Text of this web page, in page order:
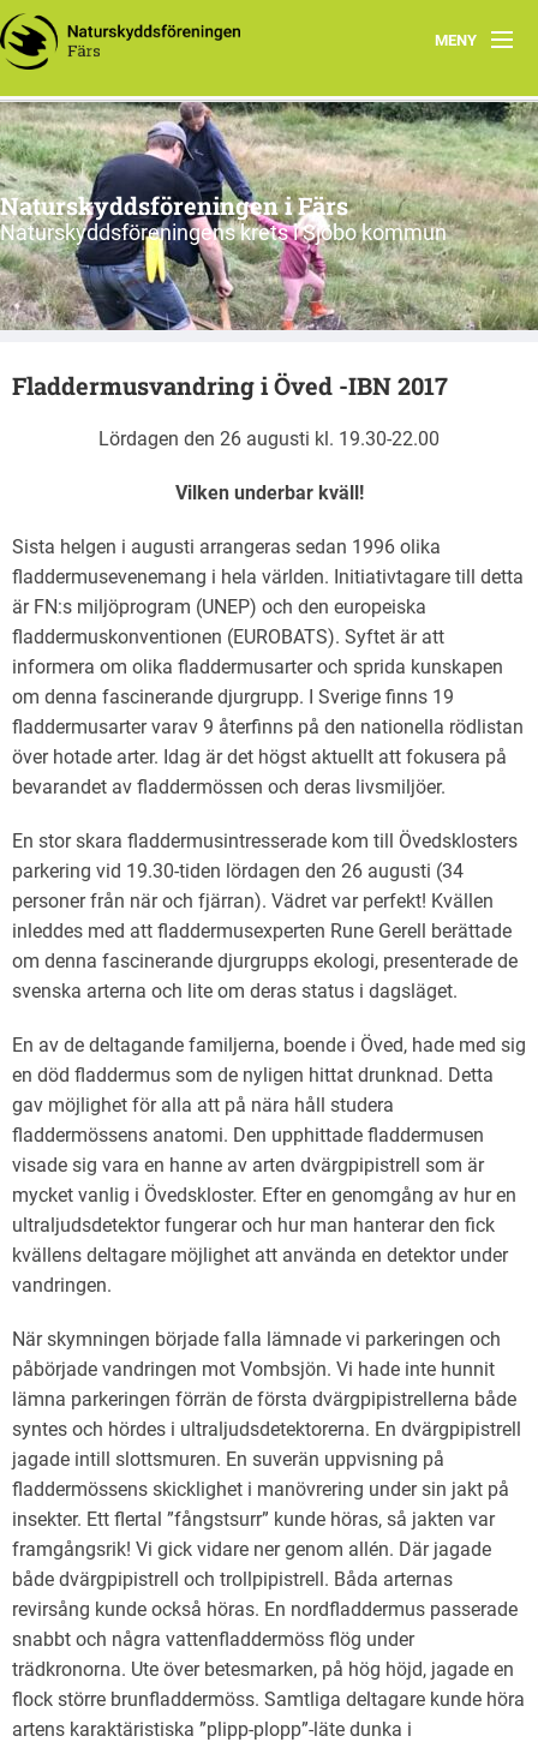
MENY
Hem
Nyfiken på vad vi gör?
Program 2026
Om oss
Remissvar
Skrivelser
Årsmöteshandlingar
Sjöbo Fågelklubb
Natursnokarna
Våra projekt
Naturskyddsföreningen i Färs
Naturskyddsföreningens krets i Sjöbo kommun
Fladdermusvandring i Öved -IBN 2017
Lördagen den 26 augusti kl. 19.30-22.00
Vilken underbar kväll!
Sista helgen i augusti arrangeras sedan 1996 olika
fladdermusevenemang i hela världen. Initiativtagare till detta
är FN:s miljöprogram (UNEP) och den europeiska
fladdermuskonventionen (EUROBATS). Syftet är att
informera om olika fladdermusarter och sprida kunskapen
om denna fascinerande djurgrupp. I Sverige finns 19
fladdermusarter varav 9 återfinns på den nationella rödlistan
över hotade arter. Idag är det högst aktuellt att fokusera på
bevarandet av fladdermössen och deras livsmiljöer.
En stor skara fladdermusintresserade kom till Övedsklosters
parkering vid 19.30-tiden lördagen den 26 augusti (34
personer från när och fjärran). Vädret var perfekt! Kvällen
inleddes med att fladdermusexperten Rune Gerell berättade
om denna fascinerande djurgrupps ekologi, presenterade de
svenska arterna och lite om deras status i dagsläget.
En av de deltagande familjerna, boende i Öved, hade med sig
en död fladdermus som de nyligen hittat drunknad. Detta
gav möjlighet för alla att på nära håll studera
fladdermössens anatomi. Den upphittade fladdermusen
visade sig vara en hanne av arten dvärgpipistrell som är
mycket vanlig i Övedskloster. Efter en genomgång av hur en
ultraljudsdetektor fungerar och hur man hanterar den fick
kvällens deltagare möjlighet att använda en detektor under
vandringen.
När skymningen började falla lämnade vi parkeringen och
påbörjade vandringen mot Vombsjön. Vi hade inte hunnit
lämna parkeringen förrän de första dvärgpipistrellerna både
syntes och hördes i ultraljudsdetektorerna. En dvärgpipistrell
jagade intill slottsmuren. En suverän uppvisning på
fladdermössens skicklighet i manövrering under sin jakt på
insekter. Ett flertal ”fångstsurr” kunde höras, så jakten var
framgångsrik! Vi gick vidare ner genom allén. Där jagade
både dvärgpipistrell och trollpipistrell. Båda arternas
revirsång kunde också höras. En nordfladdermus passerade
snabbt och några vattenfladdermöss flög under
trädkronorna. Ute över betesmarken, på hög höjd, jagade en
flock större brunfladdermöss. Samtliga deltagare kunde höra
artens karaktäristiska ”plipp-plopp”-läte dunka i